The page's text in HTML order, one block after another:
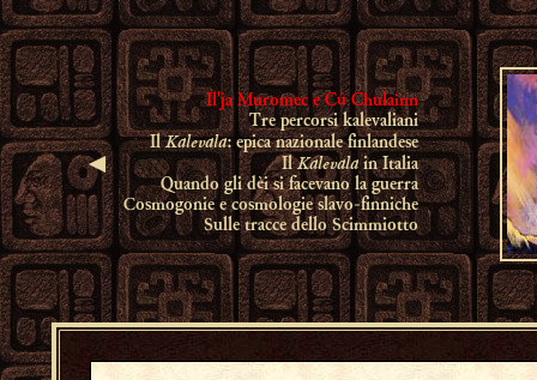
◄
Il'ja Muromec e Cú Chulainn
Tre percorsi kalevaliani
IlKalevala: epica nazionale finlandese
IlKalevalain Italia
Quando gli dèi si facevano la guerra
Cosmogonie e cosmologie slavo-finniche
Sulle tracce dello Scimmiotto